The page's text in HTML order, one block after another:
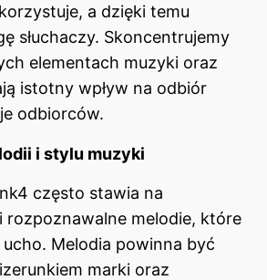
a dzięki temu
słuchaczy. Skoncentrujemy
elementach muzyki oraz
istotny wpływ na odbiór
odbiorców.
i stylu muzyki
często stawia na
rozpoznawalne melodie, które
Melodia powinna być
marki oraz